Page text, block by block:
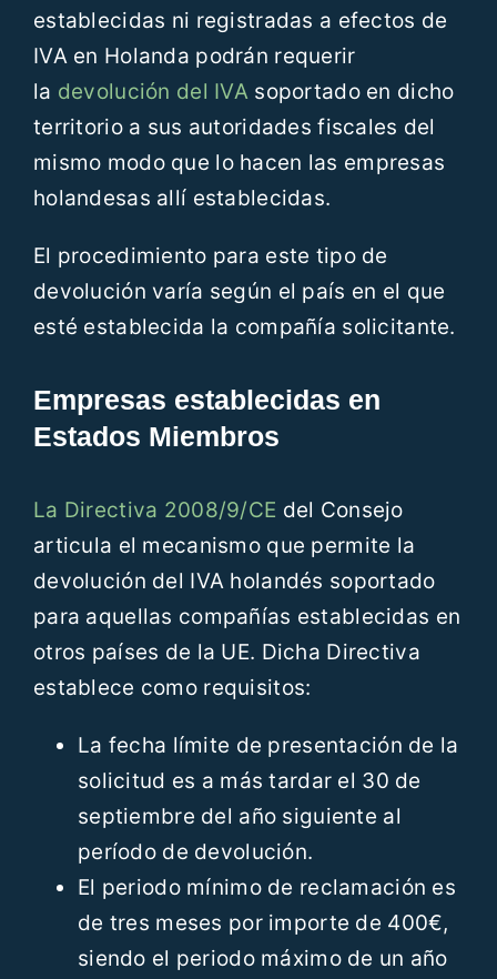
establecidas ni registradas a efectos de
IVA en Holanda podrán requerir
la devolución del IVAsoportado en dicho
territorio a sus autoridades fiscales del
mismo modo que lo hacen las empresas
holandesas allí establecidas.
El procedimiento para este tipo de
devolución varía según el país en el que
esté establecida la compañía solicitante.
Empresas establecidas en
Estados Miembros
La Directiva 2008/9/CE del Consejo
articula el mecanismo que permite la
devolución del IVA holandés soportado
para aquellas compañías establecidas en
otros países de la UE. Dicha Directiva
establece como requisitos:
La fecha límite de presentación de la
solicitud es a más tardar el 30 de
septiembre del año siguiente al
período de devolución.
El periodo mínimo de reclamación es
de tres meses por importe de 400€,
siendo el periodo máximo de un año